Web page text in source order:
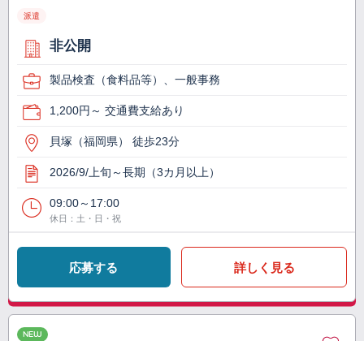
派遣
非公開
製品検査（食料品等）、一般事務
1,200円～ 交通費支給あり
貝塚（福岡県） 徒歩23分
2026/9/上旬～長期（3カ月以上）
09:00～17:00
休日：土・日・祝
応募する 詳しく見る
NEW